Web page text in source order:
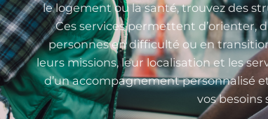
le logement ou la santé, trouvez des
Ces services permettent d’orienter,
personnes en difficulté ou en
leurs missions, leur localisation et les
d’un accompagnement personnalisé
vos besoins